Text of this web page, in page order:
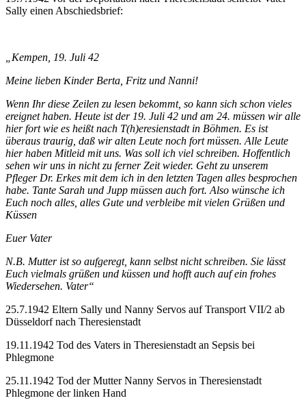
Sally einen Abschiedsbrief:
„Kempen, 19. Juli 42
Meine lieben Kinder Berta, Fritz und Nanni!
Wenn Ihr diese Zeilen zu lesen bekommt, so kann sich schon vieles
ereignet haben. Heute ist der 19. Juli 42 und am 24. müssen wir alle
hier fort wie es heißt nach T(h)eresienstadt in Böhmen. Es ist
überaus traurig, daß wir alten Leute noch fort müssen. Alle Leute
hier haben Mitleid mit uns. Was soll ich viel schreiben. Hoffentlich
sehen wir uns in nicht zu ferner Zeit wieder. Geht zu unserem
Pfleger Dr. Erkes mit dem ich in den letzten Tagen alles besprochen
habe. Tante Sarah und Jupp müssen auch fort. Also wünsche ich
Euch noch alles, alles Gute und verbleibe mit vielen Grüßen und
Küssen
Euer Vater
N.B. Mutter ist so aufgeregt, kann selbst nicht schreiben. Sie lässt
Euch vielmals grüßen und küssen und hofft auch auf ein frohes
Wiedersehen. Vater“
25.7.1942 Eltern Sally und Nanny Servos auf Transport VII/2 ab
Düsseldorf nach Theresienstadt
19.11.1942 Tod des Vaters in Theresienstadt an Sepsis bei
Phlegmone
25.11.1942 Tod der Mutter Nanny Servos in Theresienstadt
Phlegmone der linken Hand